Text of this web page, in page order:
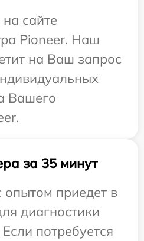
сайте
Pioneer. Наш
на Ваш запрос
Вашего
за 35 минут
приедет в
диагностики
потребуется